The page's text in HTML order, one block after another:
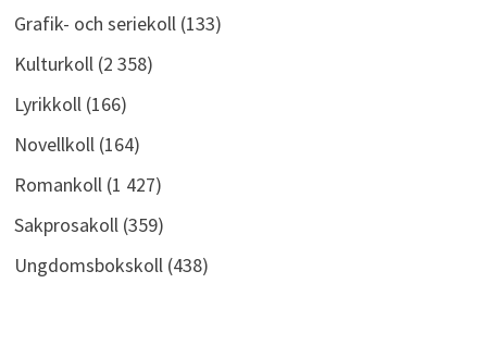
Grafik- och seriekoll(133)
Kulturkoll(2 358)
Lyrikkoll(166)
Novellkoll(164)
Romankoll(1 427)
Sakprosakoll(359)
Ungdomsbokskoll(438)